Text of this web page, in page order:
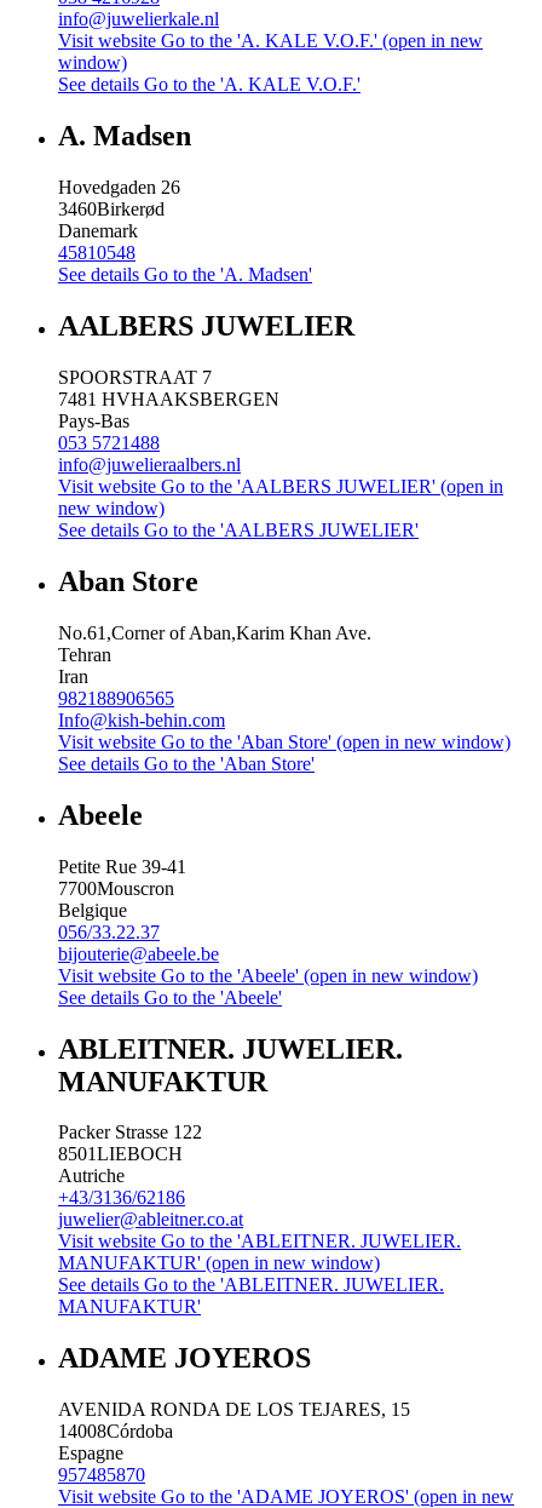
info@juwelierkale.nl
Visit website Go to the 'A. KALE V.O.F.' (open in new
window)
See details Go to the 'A. KALE V.O.F.'
A. Madsen
Hovedgaden 26
3460Birkerød
Danemark
45810548
See details Go to the 'A. Madsen'
AALBERS JUWELIER
SPOORSTRAAT 7
7481 HVHAAKSBERGEN
Pays-Bas
053 5721488
info@juwelieraalbers.nl
Visit website Go to the 'AALBERS JUWELIER' (open in
new window)
See details Go to the 'AALBERS JUWELIER'
Aban Store
No.61,Corner of Aban,Karim Khan Ave.
Tehran
Iran
982188906565
Info@kish-behin.com
Visit website Go to the 'Aban Store' (open in new window)
See details Go to the 'Aban Store'
Abeele
Petite Rue 39-41
7700Mouscron
Belgique
056/33.22.37
bijouterie@abeele.be
Visit website Go to the 'Abeele' (open in new window)
See details Go to the 'Abeele'
ABLEITNER. JUWELIER.
MANUFAKTUR
Packer Strasse 122
8501LIEBOCH
Autriche
+43/3136/62186
juwelier@ableitner.co.at
Visit website Go to the 'ABLEITNER. JUWELIER.
MANUFAKTUR' (open in new window)
See details Go to the 'ABLEITNER. JUWELIER.
MANUFAKTUR'
ADAME JOYEROS
AVENIDA RONDA DE LOS TEJARES, 15
14008Córdoba
Espagne
957485870
Visit website Go to the 'ADAME JOYEROS' (open in new